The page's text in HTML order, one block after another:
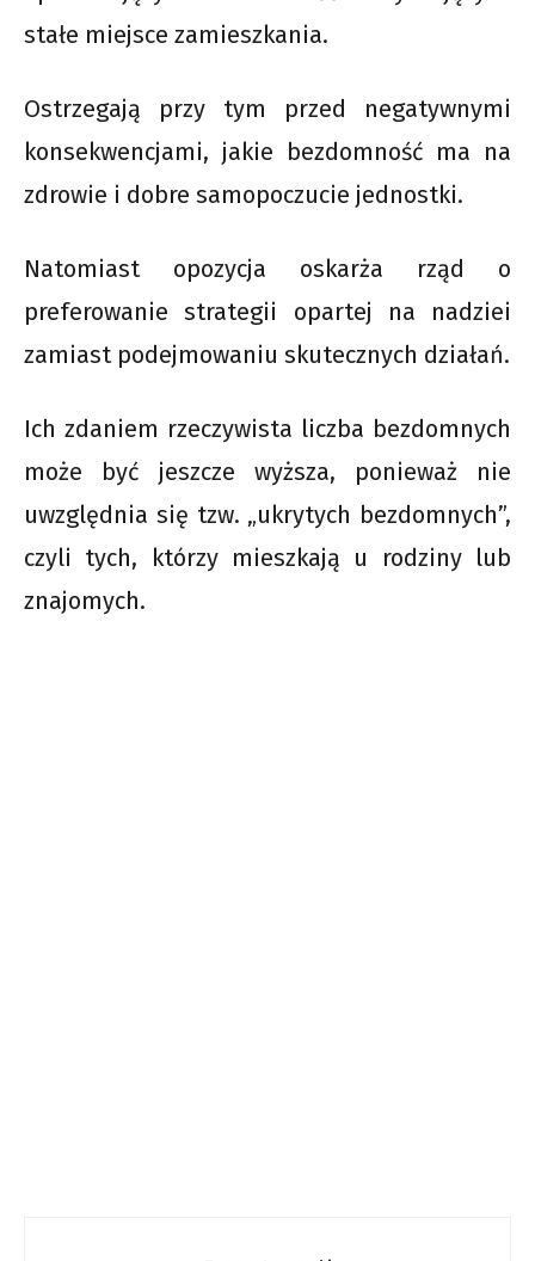
stałe miejsce zamieszkania.
Ostrzegają przy tym przed negatywnymi
konsekwencjami, jakie bezdomność ma na
zdrowie i dobre samopoczucie jednostki.
Natomiast opozycja oskarża rząd o
preferowanie strategii opartej na nadziei
zamiast podejmowaniu skutecznych działań.
Ich zdaniem rzeczywista liczba bezdomnych
może być jeszcze wyższa, ponieważ nie
uwzględnia się tzw. „ukrytych bezdomnych”,
czyli tych, którzy mieszkają u rodziny lub
znajomych.